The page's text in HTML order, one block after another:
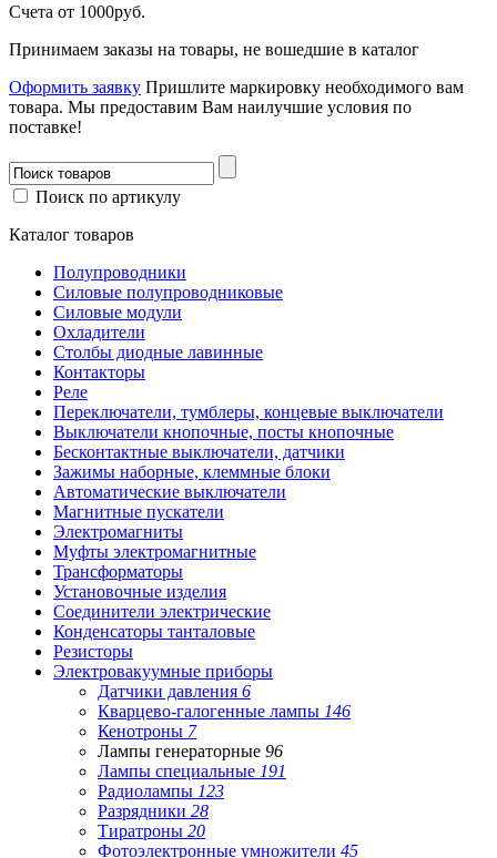
Счета от 1000руб.
Принимаем заказы на товары, не вошедшие в каталог
Оформить заявку Пришлите маркировку необходимого вам
товара. Мы предоставим Вам наилучшие условия по
поставке!
Поиск по артикулу
Каталог товаров
Полупроводники
Силовые полупроводниковые
Силовые модули
Охладители
Столбы диодные лавинные
Контакторы
Реле
Переключатели, тумблеры, концевые выключатели
Выключатели кнопочные, посты кнопочные
Бесконтактные выключатели, датчики
Зажимы наборные, клеммные блоки
Автоматические выключатели
Магнитные пускатели
Электромагниты
Муфты электромагнитные
Трансформаторы
Установочные изделия
Соединители электрические
Конденсаторы танталовые
Резисторы
Электровакуумные приборы
Датчики давления 6
Кварцево-галогенные лампы 146
Кенотроны 7
Лампы генераторные 96
Лампы специальные 191
Радиолампы 123
Разрядники 28
Тиратроны 20
Фотоэлектронные умножители 45